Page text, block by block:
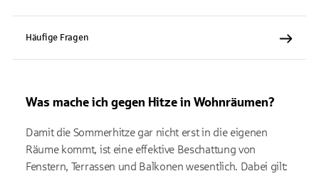
Häufige Fragen
Was mache ich gegen Hitze in Wohnräumen?
Damit die Sommerhitze gar nicht erst in die eigenen
Räume kommt, ist eine effektive Beschattung von
Fenstern, Terrassen und Balkonen wesentlich. Dabei gilt: